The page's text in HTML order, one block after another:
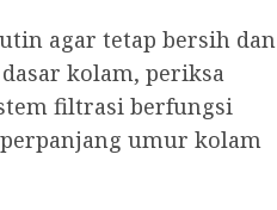
agar tetap bersih dan
kolam, periksa
filtrasi berfungsi
umur kolam